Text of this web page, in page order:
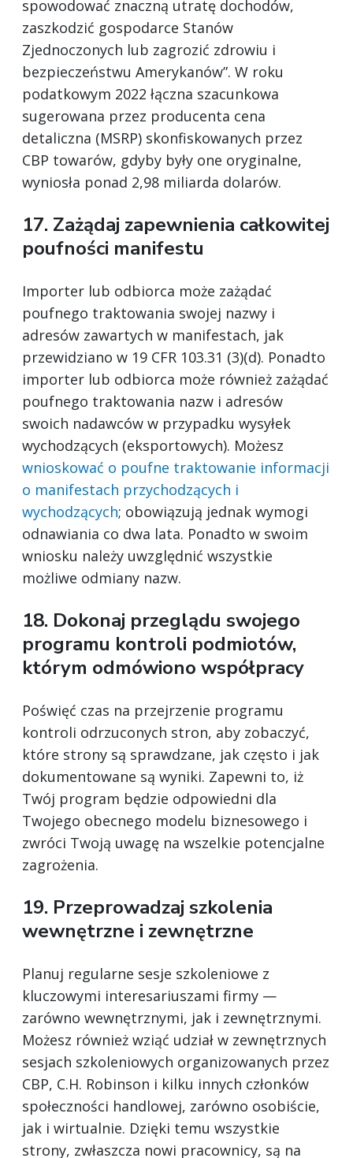
spowodować znaczną utratę dochodów,
zaszkodzić gospodarce Stanów
Zjednoczonych lub zagrozić zdrowiu i
bezpieczeństwu Amerykanów”. W roku
podatkowym 2022 łączna szacunkowa
sugerowana przez producenta cena
detaliczna (MSRP) skonfiskowanych przez
CBP towarów, gdyby były one oryginalne,
wyniosła ponad 2,98 miliarda dolarów.
17. Zażądaj zapewnienia całkowitej
poufności manifestu
Importer lub odbiorca może zażądać
poufnego traktowania swojej nazwy i
adresów zawartych w manifestach, jak
przewidziano w 19 CFR 103.31 (3)(d). Ponadto
importer lub odbiorca może również zażądać
poufnego traktowania nazw i adresów
swoich nadawców w przypadku wysyłek
wychodzących (eksportowych). Możesz
wnioskować o poufne traktowanie informacji
o manifestach przychodzących i
wychodzących; obowiązują jednak wymogi
odnawiania co dwa lata. Ponadto w swoim
wniosku należy uwzględnić wszystkie
możliwe odmiany nazw.
18. Dokonaj przeglądu swojego
programu kontroli podmiotów,
którym odmówiono współpracy
Poświęć czas na przejrzenie programu
kontroli odrzuconych stron, aby zobaczyć,
które strony są sprawdzane, jak często i jak
dokumentowane są wyniki. Zapewni to, iż
Twój program będzie odpowiedni dla
Twojego obecnego modelu biznesowego i
zwróci Twoją uwagę na wszelkie potencjalne
zagrożenia.
19. Przeprowadzaj szkolenia
wewnętrzne i zewnętrzne
Planuj regularne sesje szkoleniowe z
kluczowymi interesariuszami firmy —
zarówno wewnętrznymi, jak i zewnętrznymi.
Możesz również wziąć udział w zewnętrznych
sesjach szkoleniowych organizowanych przez
CBP, C.H. Robinson i kilku innych członków
społeczności handlowej, zarówno osobiście,
jak i wirtualnie. Dzięki temu wszystkie
strony, zwłaszcza nowi pracownicy, są na